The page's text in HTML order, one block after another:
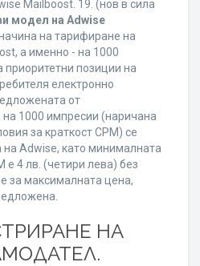
Mailboost. 19. (нов в сила
модел на Adwise
на тарифиране на
а именно - на 1000
приоритетни позиции на
електронно
от
1000 импресии (наричана
за краткост CPM) се
Adwise, като минималната
е 4 лв. (четири лева) без
за максималната цена,
НА